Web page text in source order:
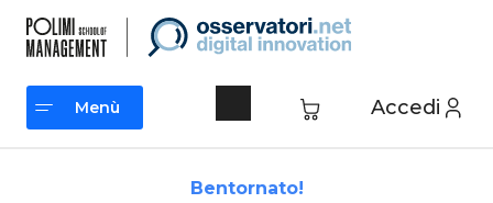
contenuto
Accedi
Menù
Bentornato!